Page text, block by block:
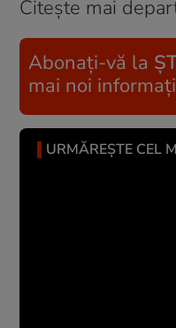
Citește mai
Abonați-vă la
mai noi
URMĂREȘTE CEL